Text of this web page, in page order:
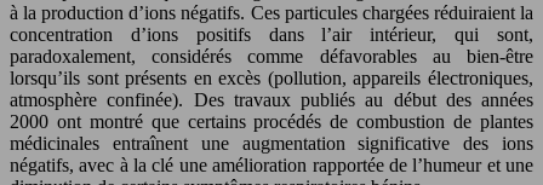
à la production d’ions négatifs. Ces particules chargées réduiraient la
concentration d’ions positifs dans l’air intérieur, qui sont,
paradoxalement, considérés comme défavorables au bien-être
lorsqu’ils sont présents en excès (pollution, appareils électroniques,
atmosphère confinée). Des travaux publiés au début des années
2000 ont montré que certains procédés de combustion de plantes
médicinales entraînent une augmentation significative des ions
négatifs, avec à la clé une amélioration rapportée de l’humeur et une